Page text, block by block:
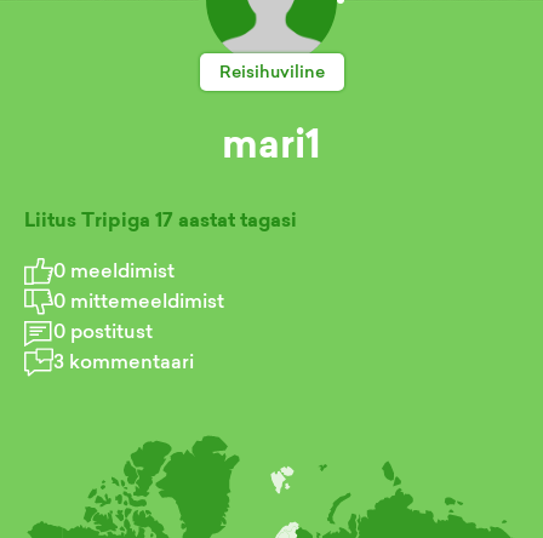
Reisihuviline
mari1
Liitus Tripiga 17 aastat tagasi
0 meeldimist
0 mittemeeldimist
0 postitust
3 kommentaari